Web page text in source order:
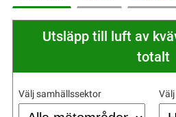
Utsläpp till luft av
totalt
Välj samhällssektor